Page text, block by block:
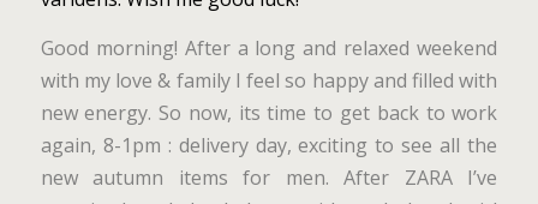
Good morning! After a long and relaxed weekend
with my love & family I feel so happy and filled with
new energy. So now, its time to get back to work
again, 8-1pm : delivery day, exciting to see all the
new autumn items for men. After ZARA I’ve